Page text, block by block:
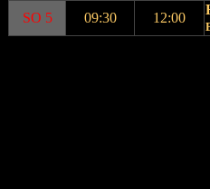
SO 5 09:30 12:00